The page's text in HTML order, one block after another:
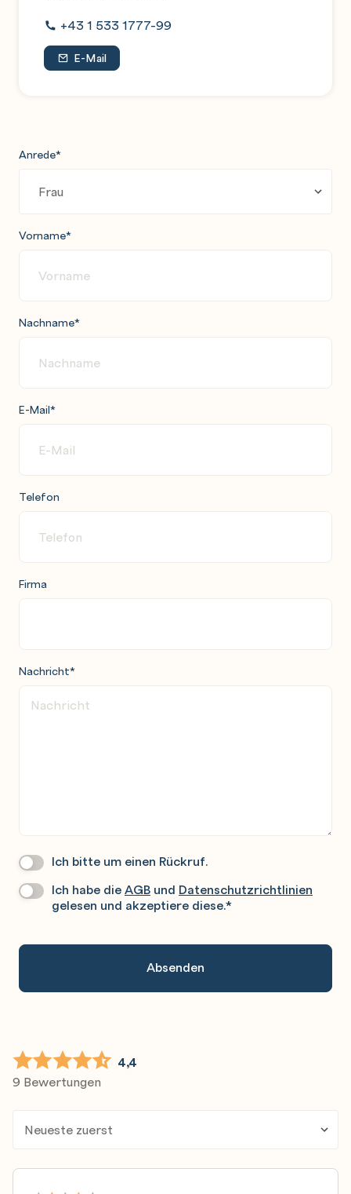
+43 1 533 1777-99
E-Mail
Anrede*
Vorname*
Nachname*
E-Mail*
Telefon
Firma
Nachricht*
Wir
Sie
Ich bitte um einen Rückruf.
Datenschutz*
Ich habe dieAGB und Datenschutzrichtlinien
gelesen und akzeptiere diese.*
4,4
9 Bewertungen